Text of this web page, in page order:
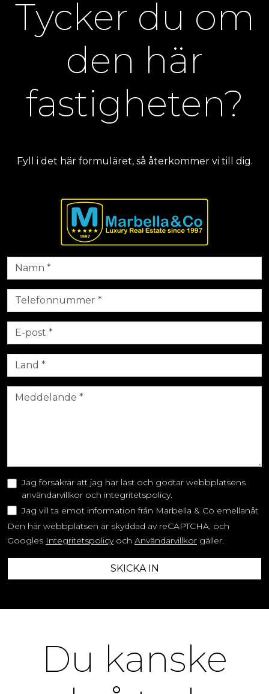
Tycker du om
den här
fastigheten?
Fyll i det här formuläret, så återkommer vi till dig.
Jag försäkrar att jag har läst och godtar webbplatsens
användarvillkor och integritetspolicy.
Jag vill ta emot information från Marbella & Co emellanåt
Den här webbplatsen är skyddad av reCAPTCHA, och
Googles Integritetspolicyoch Användarvillkor gäller.
SKICKA IN
Du kanske